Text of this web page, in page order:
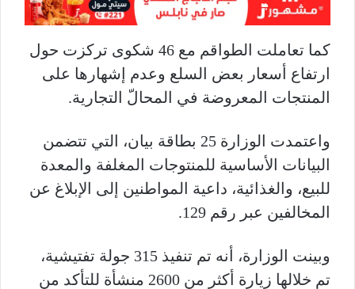
كما تعاملت الطواقم مع 46 شكوى تركزت حول
ارتفاع أسعار بعض السلع وعدم إشهارها على
المنتجات المعروضة في المحالّ التجارية.
واعتمدت الوزارة 25 بطاقة بيان، التي تتضمن
البيانات الأساسية للمنتوجات المغلفة والمعدة
للبيع، والغذائية، داعية المواطنين إلى الإبلاغ عن
المخالفين عبر رقم 129.
وبينت الوزارة، أنه تم تنفيذ 315 جولة تفتيشية،
تم خلالها زيارة أكثر من 2600 منشأة للتأكد من